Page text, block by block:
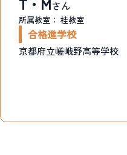
さん
所属教室： 桂教室
合格進学校
京都府立嵯峨野高等学校